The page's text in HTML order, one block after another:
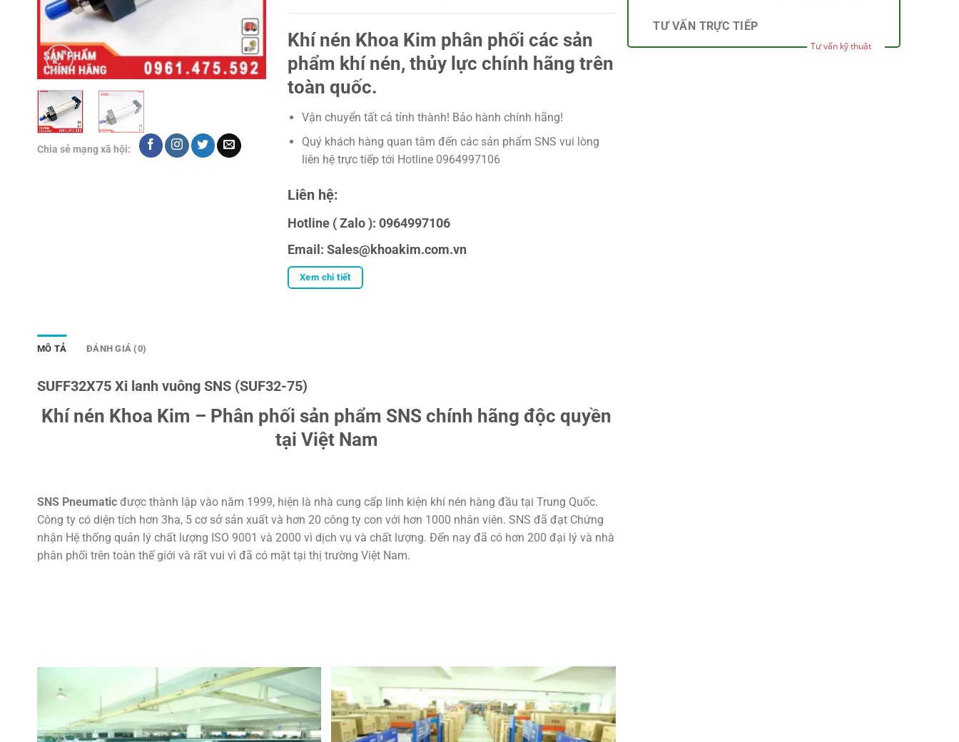
Chia sẻ mạng xã hội:
Khí nén Khoa Kim phân phối các sản
phẩm khí nén, thủy lực chính hãng trên
toàn quốc.
Vận chuyển tất cả tỉnh thành! Bảo hành chính hãng!
Quý khách hàng quan tâm đến các sản phẩm SNS vui lòng
liên hệ trực tiếp tới Hotline 0964997106
Liên hệ:
Hotline ( Zalo ): 0964997106
Email: Sales@khoakim.com.vn
Xem chi tiết
MÔ TẢ ĐÁNH GIÁ (0)
SUFF32X75 Xi lanh vuông SNS (SUF32-75)
Khí nén Khoa Kim – Phân phối sản phẩm SNS chính hãng độc quyền
tại Việt Nam
SNS Pneumatic được thành lập vào năm 1999, hiện là nhà cung cấp linh kiện khí nén hàng đầu tại Trung Quốc.
Công ty có diện tích hơn 3ha, 5 cơ sở sản xuất và hơn 20 công ty con với hơn 1000 nhân viên. SNS đã đạt Chứng
nhận Hệ thống quản lý chất lượng ISO 9001 và 2000 vì dịch vụ và chất lượng. Đến nay đã có hơn 200 đại lý và nhà
phân phối trên toàn thế giới và rất vui vì đã có mặt tại thị trường Việt Nam.
TƯ VẤN TRỰC TIẾP
Tư vấn kỹ thuật